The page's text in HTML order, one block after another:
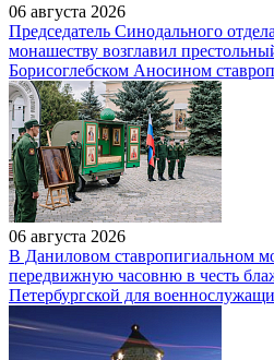
06 августа 2026
Председатель Синодального
монашеству возглавил
Борисоглебском Аносином
06 августа 2026
В Даниловом ставропигиальном
передвижную часовню в честь
Петербургской для